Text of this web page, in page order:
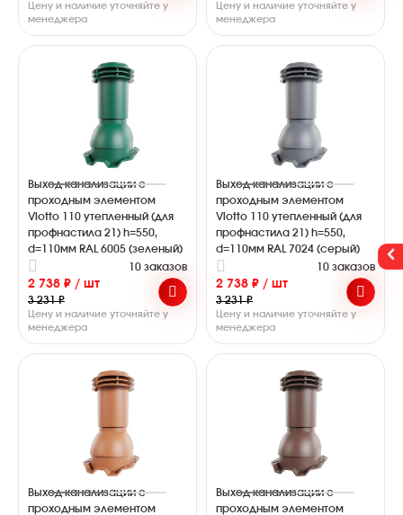
Цену и наличие уточняйте у
менеджера
Цену и наличие уточняйте у
менеджера
Выход канализации с
проходным элементом
Viotto 110 утепленный (для
профнастила 21) h=550,
d=110мм RAL 6005 (зеленый)
10 заказов
2 738 ₽ / шт
3 231 ₽
Цену и наличие уточняйте у
менеджера
Выход канализации с
проходным элементом
Viotto 110 утепленный (для
профнастила 21) h=550,
d=110мм RAL 7024 (серый)
10 заказов
2 738 ₽ / шт
3 231 ₽
Цену и наличие уточняйте у
менеджера
Выход канализации с
проходным элементом
Выход канализации с
проходным элементом